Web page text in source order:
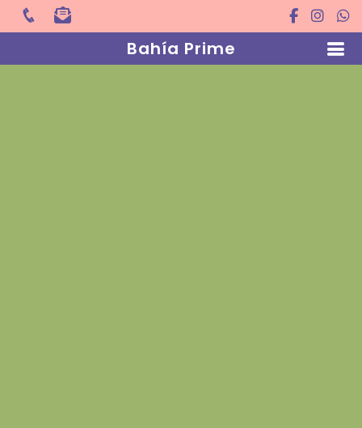
Bahía Prime